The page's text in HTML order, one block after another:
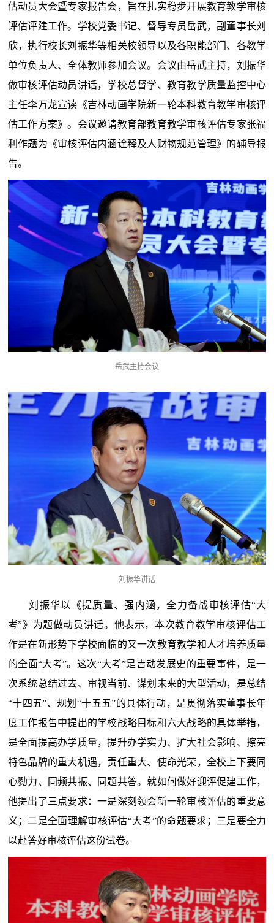
估动员大会暨专家报告会，旨在扎实稳步开展教育教学审核
评估评建工作。学校党委书记、督导专员岳武，副董事长刘
欣，执行校长刘振华等相关校领导以及各职能部门、各教学
单位负责人、全体教师参加会议。会议由岳武主持，刘振华
做审核评估动员讲话，学校总督学、教育教学质量监控中心
主任李万龙宣读《吉林动画学院新一轮本科教育教学审核评
估工作方案》。会议邀请教育部教育教学审核评估专家张福
利作题为《审核评估内涵诠释及人财物规范管理》的辅导报
告。
岳武主持会议
刘振华讲话
刘振华以《提质量、强内涵，全力备战审核评估“大
考”》为题做动员讲话。他表示，本次教育教学审核评估工
作是在新形势下学校面临的又一次教育教学和人才培养质量
的全面“大考”。这次“大考”是吉动发展史的重要事件，是一
次系统总结过去、审视当前、谋划未来的大型活动，是总结
“十四五”、规划“十五五”的具体行动，是贯彻落实董事长年
度工作报告中提出的学校战略目标和六大战略的具体举措，
是全面提高办学质量，提升办学实力、扩大社会影响、擦亮
特色品牌的重大机遇，责任重大、使命光荣，全校上下要同
心勠力、同频共振、同题共答。就如何做好迎评促建工作，
他提出了三点要求：一是深刻领会新一轮审核评估的重要意
义；二是全面理解审核评估“大考”的命题要求；三是要全力
以赴答好审核评估这份试卷。